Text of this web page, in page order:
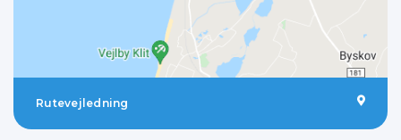
Rutevejledning